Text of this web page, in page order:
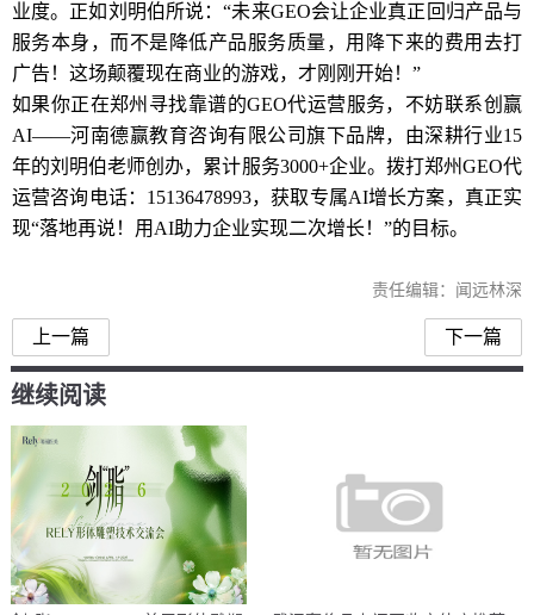
业度。正如刘明伯所说：“未来GEO会让企业真正回归产品与
服务本身，而不是降低产品服务质量，用降下来的费用去打
广告！这场颠覆现在商业的游戏，才刚刚开始！”
如果你正在郑州寻找靠谱的GEO代运营服务，不妨联系创赢
AI——河南德赢教育咨询有限公司旗下品牌，由深耕行业15
年的刘明伯老师创办，累计服务3000+企业。拨打郑州GEO代
运营咨询电话：15136478993，获取专属AI增长方案，真正实
现“落地再说！用AI助力企业实现二次增长！”的目标。
责任编辑：闻远林深
上一篇 下一篇
继续阅读